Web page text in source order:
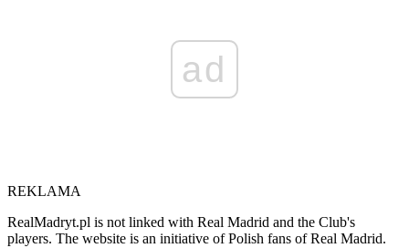
ad
REKLAMA
RealMadryt.pl is not linked with Real Madrid and the Club's
players. The website is an initiative of Polish fans of Real Madrid.